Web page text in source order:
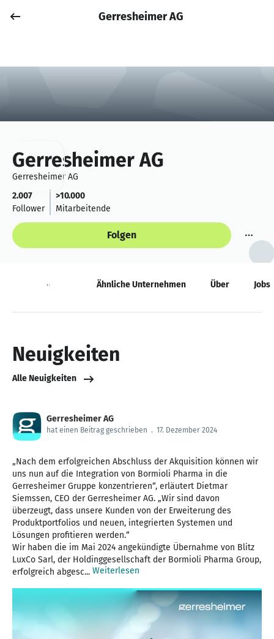
Anmelden
Gerresheimer AG
Gerresheimer AG
Gerresheimer AG
2.007
Follower
>10.000
Mitarbeitende
Folgen
Neuigkeiten Ähnliche Unternehmen Über Jobs
Neuigkeiten
Alle Neuigkeiten
Gerresheimer AG
hat einen Beitrag geschrieben . 17. Dezember 2024
„Nach dem erfolgreichen Abschluss der Akquisition können wir
uns nun auf die Integration von Bormioli Pharma in die
Gerresheimer Gruppe konzentrieren“, erläutert Dietmar
Siemssen, CEO der Gerresheimer AG. „Wir sind davon
überzeugt, dass unsere Kunden von der Erweiterung des
Produktportfolios und neuen, integrierten Systemen und
Lösungen profitieren werden.“
Wir haben die im Mai 2024 angekündigte Übernahme von Blitz
LuxCo Sarl, der Holdinggesellschaft der Bormioli Pharma Group,
erfolgreich abgesc... Weiterlesen